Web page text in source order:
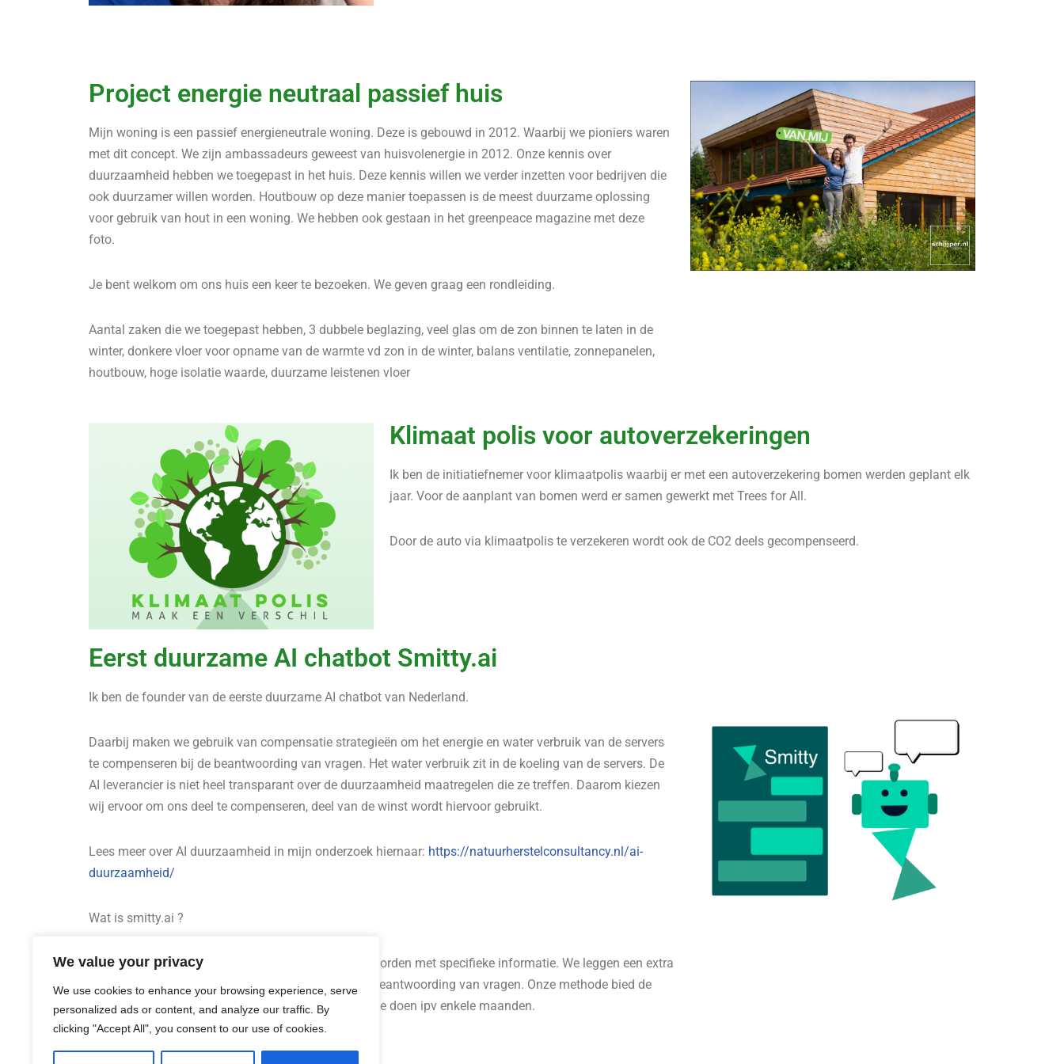
We value your privacy
We use cookies to enhance your browsing experience, serve
personalized ads or content, and analyze our traffic. By
clicking "Accept All", you consent to our use of cookies.
Project energie neutraal passief huis
Mijn woning is een passief energieneutrale woning. Deze is gebouwd in 2012. Waarbij we pioniers waren
met dit concept. We zijn ambassadeurs geweest van huisvolenergie in 2012. Onze kennis over
duurzaamheid hebben we toegepast in het huis. Deze kennis willen we verder inzetten voor bedrijven die
ook duurzamer willen worden. Houtbouw op deze manier toepassen is de meest duurzame oplossing
voor gebruik van hout in een woning. We hebben ook gestaan in het greenpeace magazine met deze
foto.
Je bent welkom om ons huis een keer te bezoeken. We geven graag een rondleiding.
Aantal zaken die we toegepast hebben, 3 dubbele beglazing, veel glas om de zon binnen te laten in de
winter, donkere vloer voor opname van de warmte vd zon in de winter, balans ventilatie, zonnepanelen,
houtbouw, hoge isolatie waarde, duurzame leistenen vloer
Klimaat polis voor autoverzekeringen
Ik ben de initiatiefnemer voor klimaatpolis waarbij er met een autoverzekering bomen werden geplant elk
jaar. Voor de aanplant van bomen werd er samen gewerkt met Trees for All.
Door de auto via klimaatpolis te verzekeren wordt ook de CO2 deels gecompenseerd.
Eerst duurzame AI chatbot Smitty.ai
Ik ben de founder van de eerste duurzame AI chatbot van Nederland.
Daarbij maken we gebruik van compensatie strategieën om het energie en water verbruik van de servers
te compenseren bij de beantwoording van vragen. Het water verbruik zit in de koeling van de servers. De
AI leverancier is niet heel transparant over de duurzaamheid maatregelen die ze treffen. Daarom kiezen
wij ervoor om ons deel te compenseren, deel van de winst wordt hiervoor gebruikt.
Lees meer over AI duurzaamheid in mijn onderzoek hiernaar: https://natuurherstelconsultancy.nl/ai-
duurzaamheid/
Wat is smitty.ai ?
Smitty bied een AI chatbot aan welke getraind kan worden met specifieke informatie. We leggen een extra
kennislaag aan voor de AI die gebruikt wordt bij de beantwoording van vragen. Onze methode bied de
mogelijkheid om binnen enkele minuten de training te doen ipv enkele maanden.
www.smitty.ai